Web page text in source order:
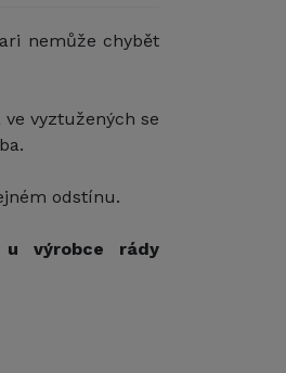
nemůže chybět
vyztužených se
odstínu.
u výrobce rády